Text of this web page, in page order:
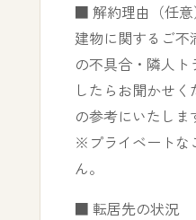
■ 解約理由（任意
建物に関するご
の不具合・隣人ト
したらお聞かせ
の参考にいたしま
※プライベートな
ん。
■ 転居先の状況